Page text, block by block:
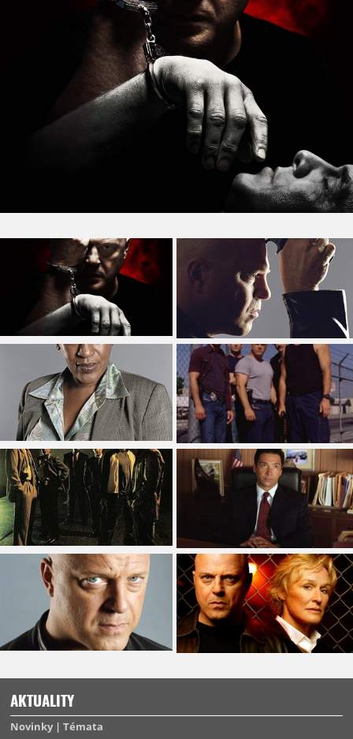
AKTUALITY
Novinky Témata